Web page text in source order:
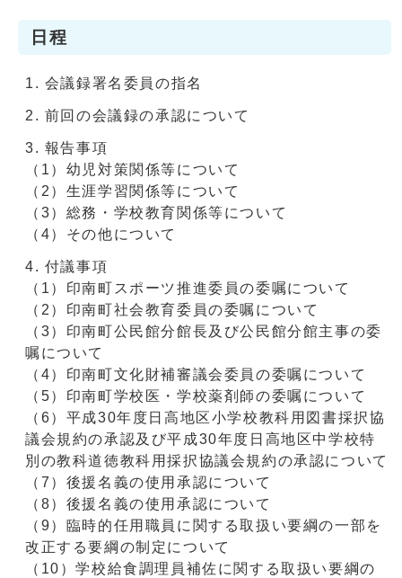
日程
会議録署名委員の指名
前回の会議録の承認について
報告事項
（1）幼児対策関係等について
（2）生涯学習関係等について
（3）総務・学校教育関係等について
（4）その他について
付議事項
（1）印南町スポーツ推進委員の委嘱について
（2）印南町社会教育委員の委嘱について
（3）印南町公民館分館長及び公民館分館主事の委
嘱について
（4）印南町文化財補審議会委員の委嘱について
（5）印南町学校医・学校薬剤師の委嘱について
（6）平成30年度日高地区小学校教科用図書採択協
議会規約の承認及び平成30年度日高地区中学校特
別の教科道徳教科用採択協議会規約の承認について
（7）後援名義の使用承認について
（8）後援名義の使用承認について
（9）臨時的任用職員に関する取扱い要綱の一部を
改正する要綱の制定について
（10）学校給食調理員補佐に関する取扱い要綱の